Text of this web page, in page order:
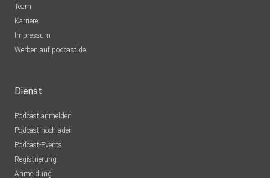
Team
Karriere
Impressum
Werben auf podcast.de
Dienst
Podcast anmelden
Podcast hochladen
Podcast-Events
Registrierung
Anmeldung